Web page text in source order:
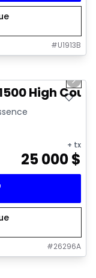
#U1913B
Next
High
+ tx
25 000$
#26296A